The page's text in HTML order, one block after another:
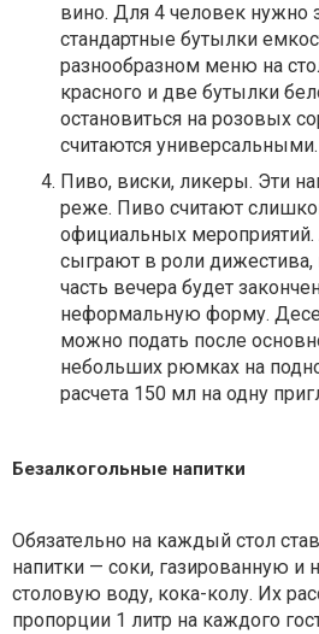
вино. Для 4 человек нужно
стандартные бутылки
разнообразном меню на
красного и две бутылки
остановиться на розовых
считаются универсальными.
Пиво, виски, ликеры. Эти
реже. Пиво считают
официальных
сыграют в роли дижестива,
часть вечера будет
неформальную форму.
можно подать после
небольших рюмках на
расчета 150 мл на одну
Безалкогольные напитки
Обязательно на каждый стол
напитки — соки, газированную и
столовую воду, кока-колу. Их
пропорции 1 литр на каждого